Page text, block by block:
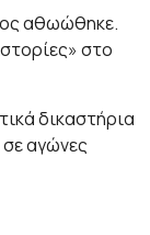
αθωώθηκε.
στο
δικαστήρια
σε αγώνες